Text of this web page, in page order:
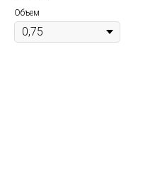
Объем